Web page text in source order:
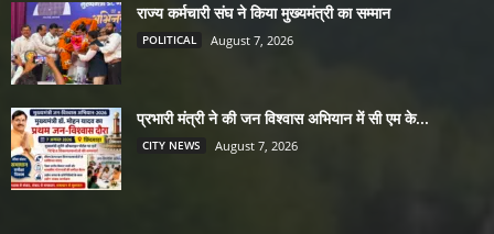
राज्य कर्मचारी संघ ने किया मुख्यमंत्री का सम्मान
POLITICAL August 7, 2026
प्रभारी मंत्री ने की जन विश्वास अभियान में सी एम के...
CITY NEWS August 7, 2026